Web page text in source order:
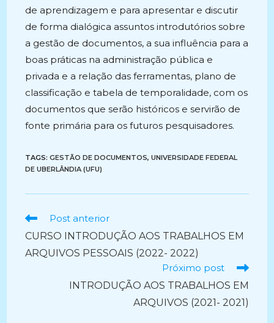
de aprendizagem e para apresentar e discutir
de forma dialógica assuntos introdutórios sobre
a gestão de documentos, a sua influência para a
boas práticas na administração pública e
privada e a relação das ferramentas, plano de
classificação e tabela de temporalidade, com os
documentos que serão históricos e servirão de
fonte primária para os futuros pesquisadores.
TAGS:GESTÃO DE DOCUMENTOS, UNIVERSIDADE FEDERAL
DE UBERLÂNDIA (UFU)
Ler
artigos
Post anterior
CURSO INTRODUÇÃO AOS TRABALHOS EM
ARQUIVOS PESSOAIS (2022- 2022)
Próximo post
INTRODUÇÃO AOS TRABALHOS EM
ARQUIVOS (2021- 2021)